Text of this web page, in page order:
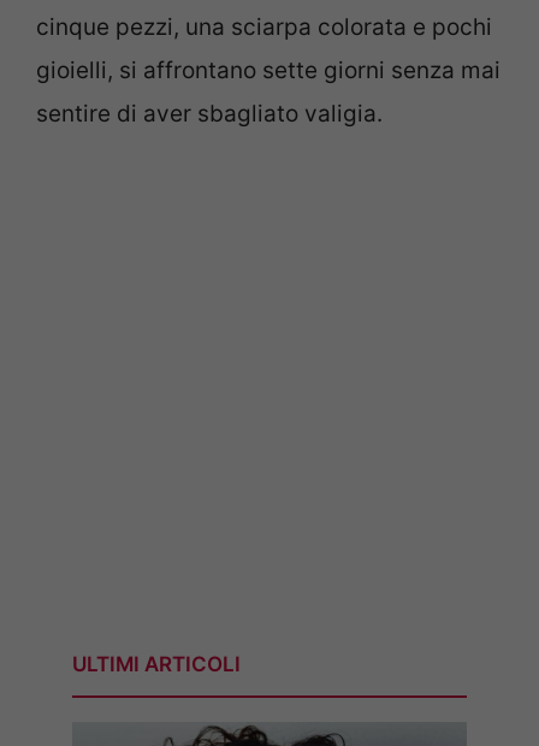
cinque pezzi, una sciarpa colorata e pochi
gioielli, si affrontano sette giorni senza mai
sentire di aver sbagliato valigia.
ULTIMI ARTICOLI